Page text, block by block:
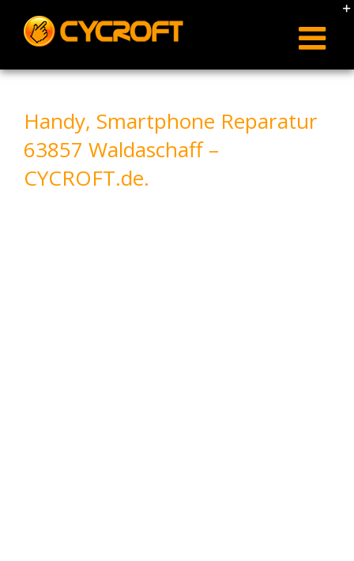
content
Handy, Smartphone Reparatur
63857 Waldaschaff –
CYCROFT.de.